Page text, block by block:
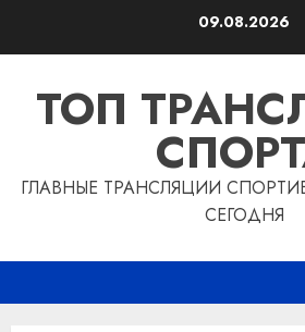
09.08.2026
ТОП
ГЛАВНЫЕ ТРАНСЛЯЦИИ
СЕГОДНЯ